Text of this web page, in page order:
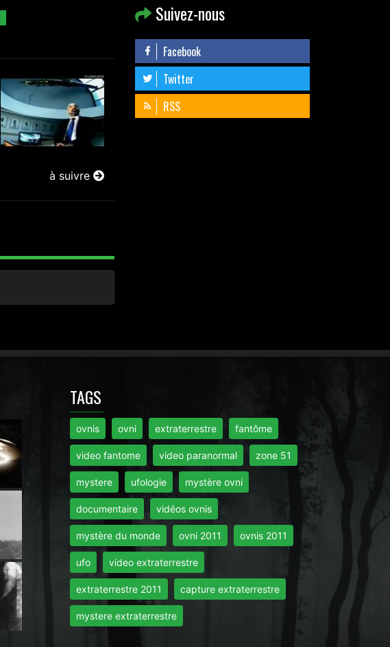
à suivre
Suivez-nous
Facebook
Twitter
RSS
TAGS
ovnis ovni extraterrestre fantôme
video fantome video paranormal zone 51
mystere ufologie mystère ovni
documentaire vidéos ovnis
mystère du monde ovni 2011 ovnis 2011
ufo video extraterrestre
extraterrestre 2011 capture extraterrestre
mystere extraterrestre